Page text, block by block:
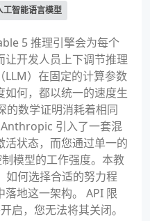
工智能语言模型
5 推理引擎会为每个
开发人员上下调节推理
LLM）在固定的计算参数
如何，都以统一的速度生
的数学证明消耗着相同
引入了一套混
活状态，而您通过单一的
模型的工作强度。本教
如何选择合适的努力程
地这一架构。 API 限
启，您无法将其关闭。